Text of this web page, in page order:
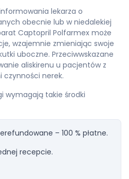
lekarza o
obecnie lub w niedalekiej
Captopril Polfarmex może
wzajemnie zmieniając swoje
uboczne. Przeciwwskazane
aliskirenu u pacjentów z
czynności nerek.
wymagają takie środki
– 100 % płatne.
recepcie.